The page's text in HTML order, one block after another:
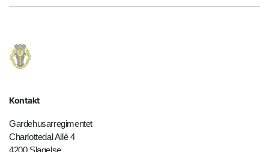
Kontakt
Gardehusarregimentet
Charlottedal Allé 4
4200 Slagelse